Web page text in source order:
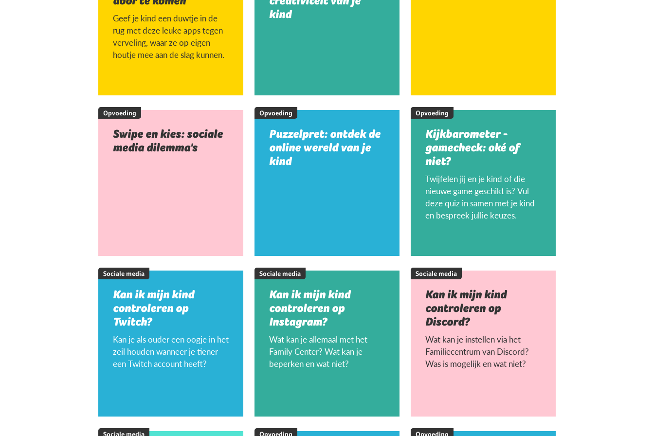
Geef je kind een duwtje in de
rug met deze leuke apps tegen
verveling, waar ze op eigen
houtje mee aan de slag kunnen.
kind
Opvoeding
Swipe en kies: sociale
media dilemma's
Opvoeding
Puzzelpret: ontdek de
online wereld van je
kind
Opvoeding
Kijkbarometer -
gamecheck: oké of
niet?
Twijfelen jij en je kind of die
nieuwe game geschikt is? Vul
deze quiz in samen met je kind
en bespreek jullie keuzes.
Sociale media
Kan ik mijn kind
controleren op
Twitch?
Kan je als ouder een oogje in het
zeil houden wanneer je tiener
een Twitch account heeft?
Sociale media
Kan ik mijn kind
controleren op
Instagram?
Wat kan je allemaal met het
Family Center? Wat kan je
beperken en wat niet?
Sociale media
Kan ik mijn kind
controleren op
Discord?
Wat kan je instellen via het
Familiecentrum van Discord?
Was is mogelijk en wat niet?
Sociale media Opvoeding Opvoeding